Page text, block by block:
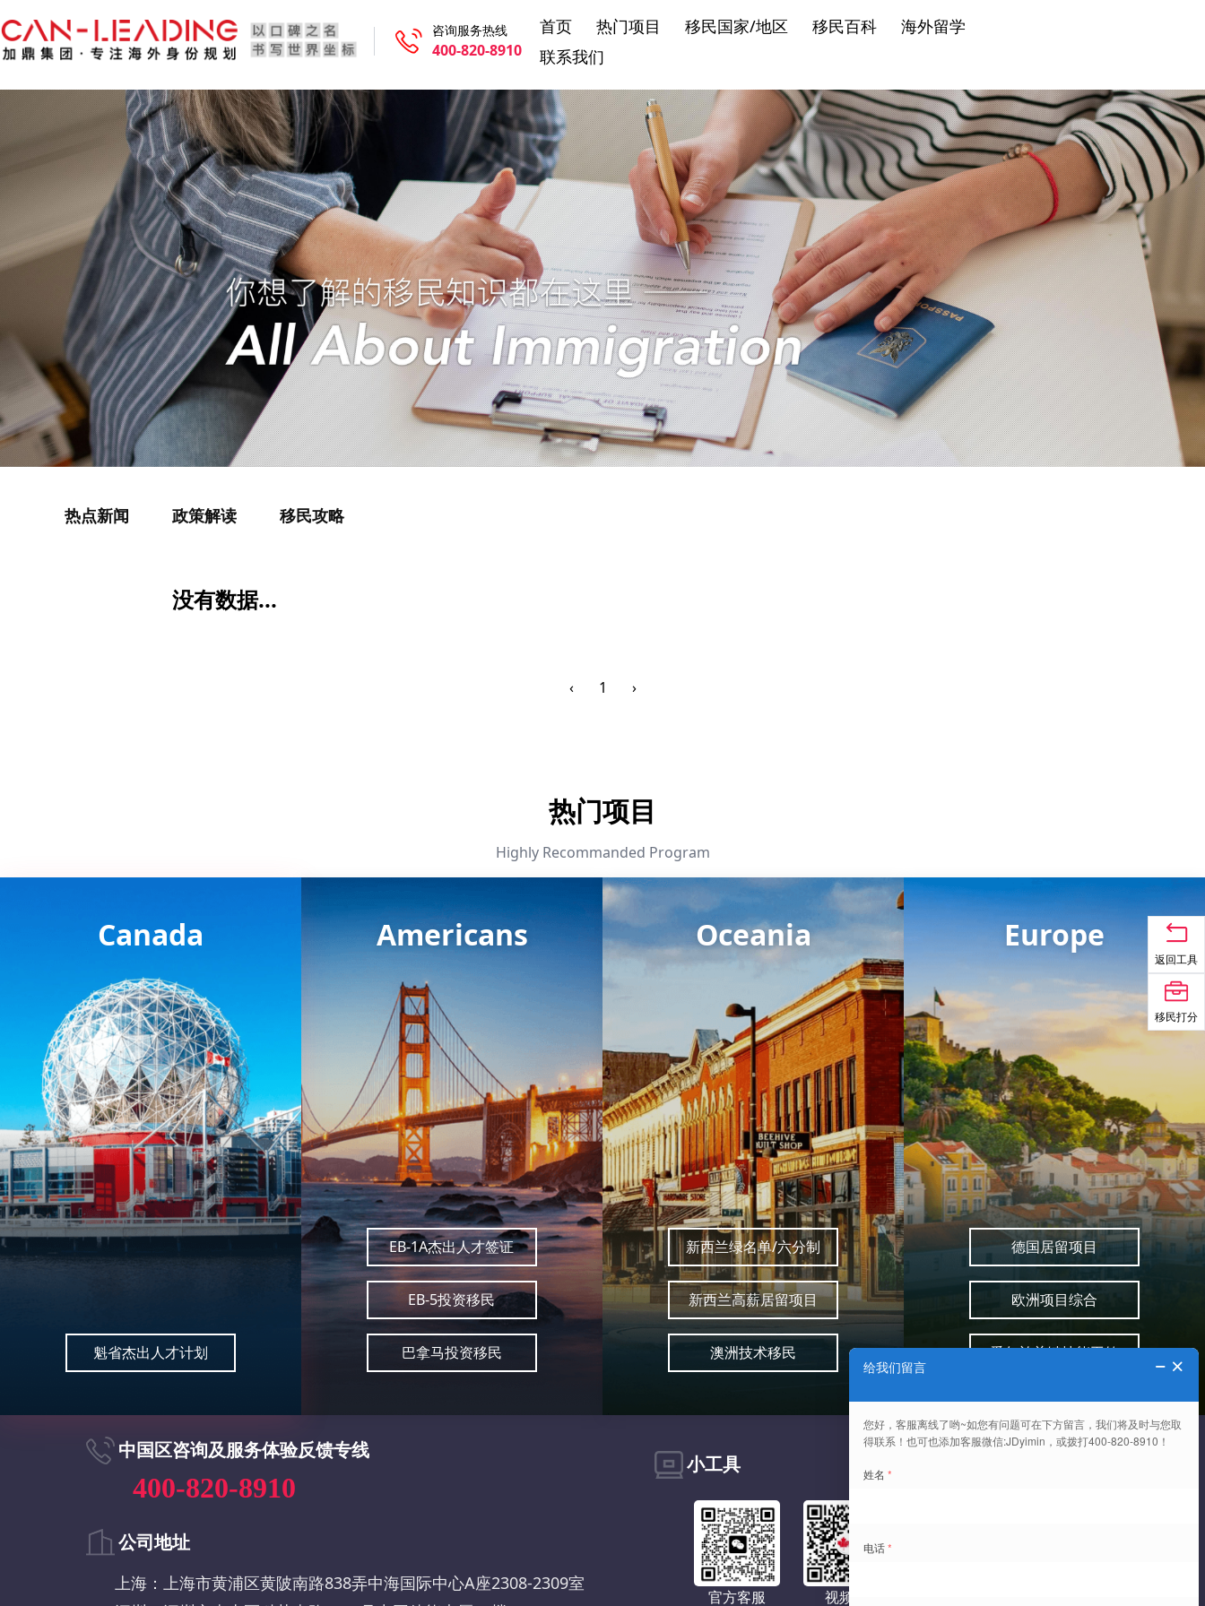
咨询服务热线
400-820-8910
首页 热门项目 移民国家/地区 移民百科
海外留学
联系我们
热点新闻 政策解读 移民攻略
没有数据...
‹ 1 ›
热门项目
Highly Recommanded Program
Canada
魁省杰出人才计划
Americans
EB-1A杰出人才签证
EB-5投资移民
巴拿马投资移民
Oceania
新西兰绿名单/六分制
新西兰高薪居留项目
澳洲技术移民
Europe
德国居留项目
欧洲项目综合
爱尔兰关键技能工签
返回工具
移民打分
中国区咨询及服务体验反馈专线
400-820-8910
公司地址
上海：上海市黄浦区黄陂南路838弄中海国际中心A座2308-2309室
小工具
官方客服 视频号